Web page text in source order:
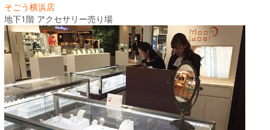
そごう横浜店
地下1階 アクセサリー売り場